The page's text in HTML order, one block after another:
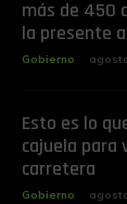
más de 450
la presente
Gobierno
Esto es lo
cajuela para
carretera
Gobierno